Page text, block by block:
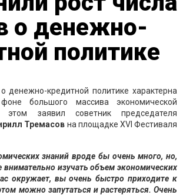
о денежно-
политике
денежно-кредитной политике характерна
большого массива экономической
заявил советник председателя
Тремасов на площадке XVI Фестиваля
знаний вроде бы очень много, но,
внимательно изучать объем экономических
окружает, вы очень быстро приходите к
можно запутаться и растеряться. Очень